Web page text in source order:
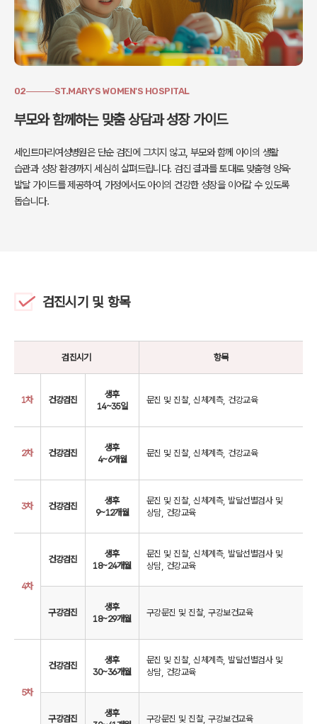
02 ST.MARY'S WOMEN'S HOSPITAL
부모와 함께하는 맞춤 상담과 성장 가이드
세인트마리여성병원은 단순 검진에 그치지 않고,부모와 함께 아이의 생활
습관과 성장 환경까지 세심히 살펴드립니다. 검진 결과를 토대로 맞춤형 양육·
발달 가이드를 제공하여, 가정에서도 아이의 건강한 성장을 이어갈 수 있도록
돕습니다.
검진시기 및 항목
검진시기 항목
1차 건강검진
생후
14~35일
문진 및 진찰, 신체계측, 건강교육
2차 건강검진
생후
4~6개월
문진 및 진찰, 신체계측, 건강교육
3차 건강검진
생후
9~12개월
문진 및 진찰, 신체계측, 발달선별검사 및
상담, 건강교육
4차
건강검진
생후
18~24개월
문진 및 진찰, 신체계측, 발달선별검사 및
상담, 건강교육
구강검진
생후
18~29개월
구강문진 및 진찰, 구강보건교육
5차
건강검진
생후
30~36개월
문진 및 진찰, 신체계측, 발달선별검사 및
상담, 건강교육
구강검진
생후
구강문진 및 진찰, 구강보건교육